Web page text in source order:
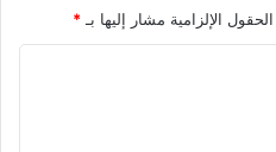
الحقول الإلزامية مشار إليها بـ *